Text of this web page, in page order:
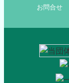
お問合せ